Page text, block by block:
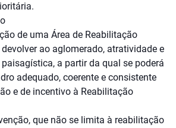
de uma Área de Reabilitação
devolver ao aglomerado, atratividade e
a partir da qual se poderá
adequado, coerente e consistente
e de incentivo à Reabilitação
que não se limita à reabilitação